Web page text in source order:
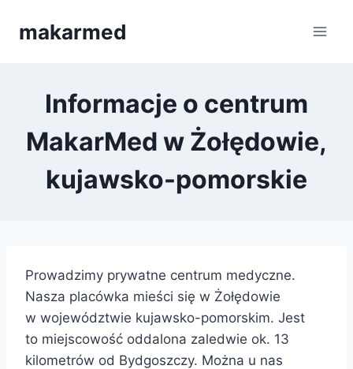
makarmed
Informacje o centrum
MakarMed w Żołędowie,
kujawsko-pomorskie
Prowadzimy prywatne centrum medyczne.
Nasza placówka mieści się w Żołędowie
w województwie kujawsko-pomorskim. Jest
to miejscowość oddalona zaledwie ok. 13
kilometrów od Bydgoszczy. Można u nas